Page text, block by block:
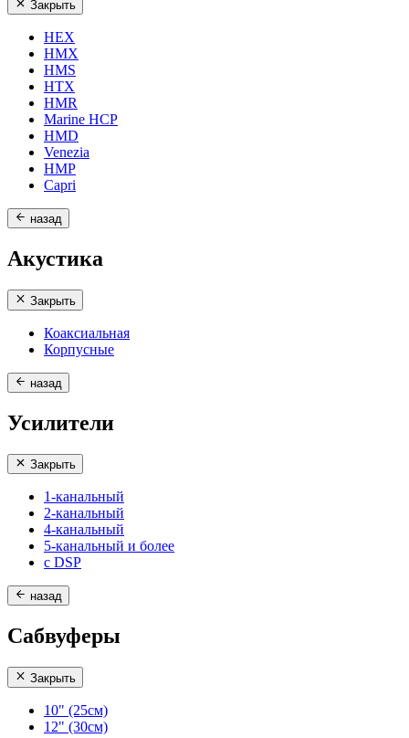
Закрыть
HEX
HMX
HMS
HTX
HMR
Marine HCP
HMD
Venezia
HMP
Capri
назад
Акустика
Закрыть
Коаксиальная
Корпусные
назад
Усилители
Закрыть
1-канальный
2-канальный
4-канальный
5-канальный и более
с DSP
назад
Сабвуферы
Закрыть
10" (25см)
12" (30см)